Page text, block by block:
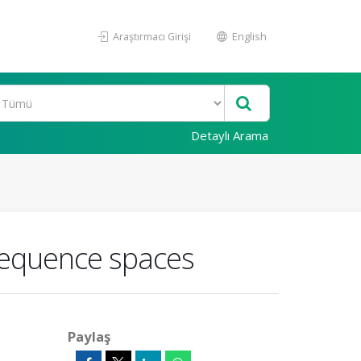
Araştırmacı Girişi English
Detaylı Arama
spaces
Paylaş